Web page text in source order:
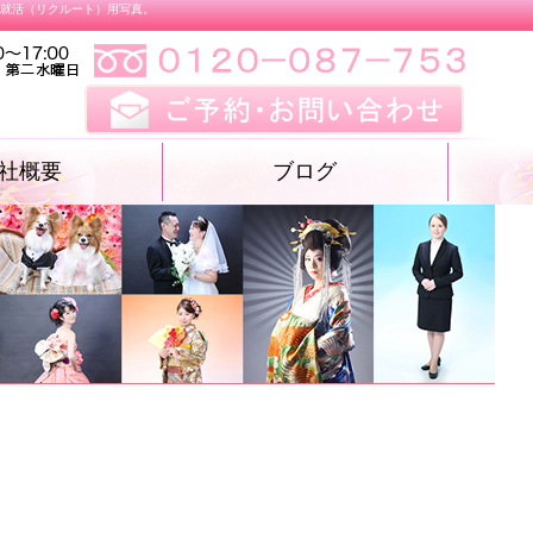
活（リクルート）用写真。
概要 ブログ